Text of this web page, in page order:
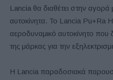
Lancia θα διαθέτει στην αγορά
αυτοκίνητα. Το Lancia Pu+Ra
αεροδυναμικό αυτοκίνητο που
της μάρκας για την
Η Lancia παραδοσιακά